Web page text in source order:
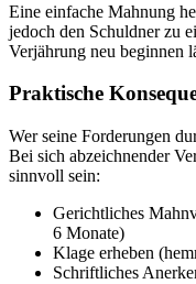
Eine einfache Mahnung
jedoch den Schuldner zu
Verjährung neu beginnen
Praktische
Wer seine Forderungen
Bei sich abzeichnender
sinnvoll sein:
Gerichtliches
6 Monate)
Klage erheben
Schriftliches